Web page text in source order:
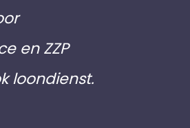
en ZZP
loondienst.